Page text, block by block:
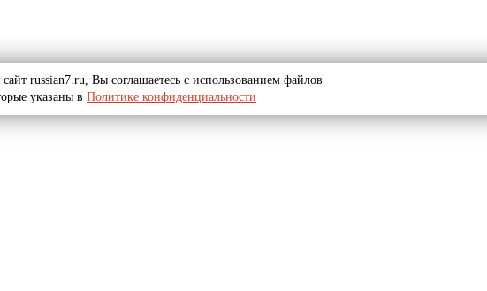
russian7.ru, Вы соглашаетесь с использованием файлов
указаны в Политике конфиденциальности